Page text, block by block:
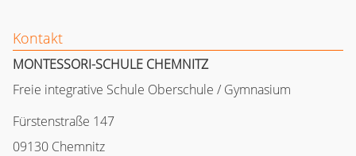
Kontakt
MONTESSORI-SCHULE CHEMNITZ
Freie integrative Schule Oberschule / Gymnasium
Fürstenstraße 147
09130 Chemnitz